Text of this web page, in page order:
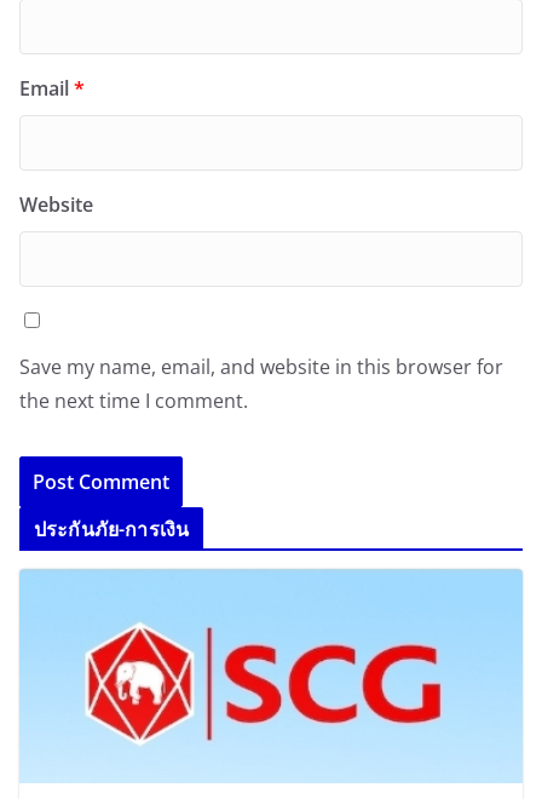
Email*
Website
Save my name, email, and website in this browser for
the next time I comment.
ประกันภัย-การเงิน